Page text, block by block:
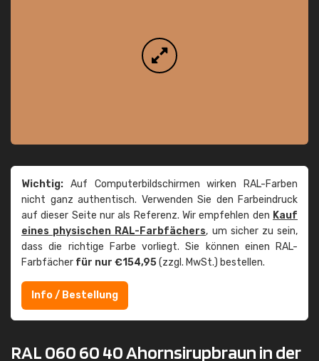
Wichtig: Auf Computerbildschirmen wirken RAL-Farben
nicht ganz authentisch. Verwenden Sie den Farbeindruck
auf dieser Seite nur als Referenz. Wir empfehlen den Kauf
eines physischen RAL-Farbfächers, um sicher zu sein,
dass die richtige Farbe vorliegt. Sie können einen RAL-
Farbfächer für nur €154,95(zzgl. MwSt.) bestellen.
Info / Bestellung
RAL 060 60 40 Ahornsirupbraun in der